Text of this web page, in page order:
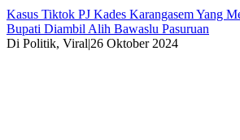
Kasus Tiktok PJ Kades Karangasem Yang
Bupati Diambil Alih Bawaslu Pasuruan
Di Politik, Viral|26 Oktober 2024